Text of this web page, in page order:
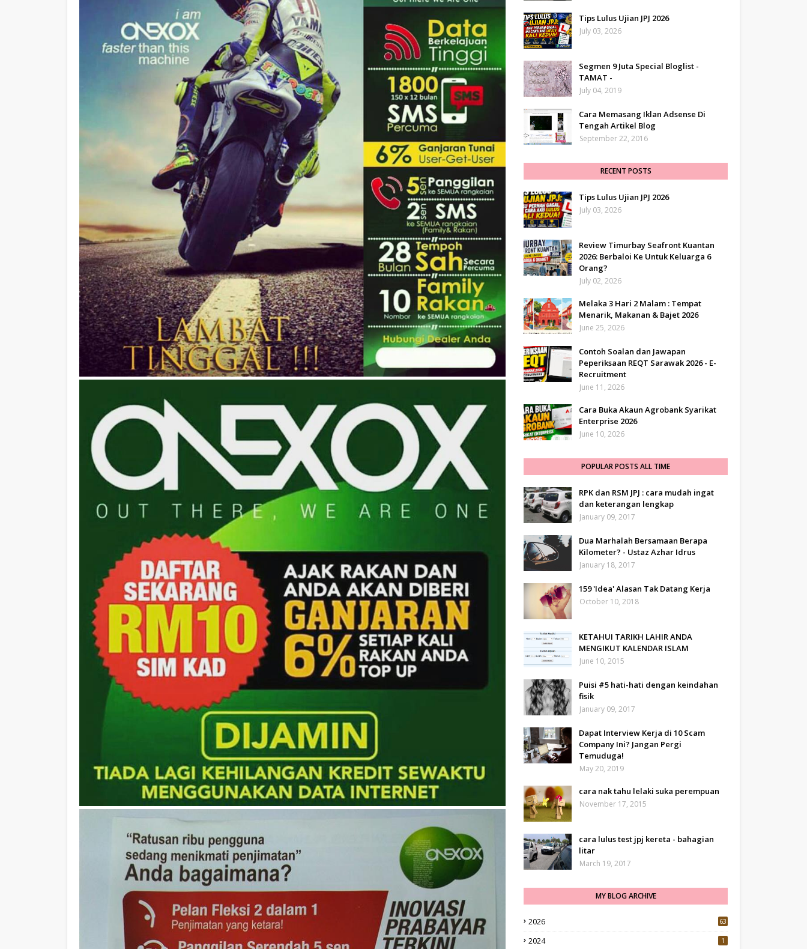
Tips Lulus Ujian JPJ 2026
July 03, 2026
Segmen 9 Juta Special Bloglist -
TAMAT -
July 04, 2019
Cara Memasang Iklan Adsense Di
Tengah Artikel Blog
September 22, 2016
RECENT POSTS
Tips Lulus Ujian JPJ 2026
July 03, 2026
Review Timurbay Seafront Kuantan
2026: Berbaloi Ke Untuk Keluarga 6
Orang?
July 02, 2026
Melaka 3 Hari 2 Malam : Tempat
Menarik, Makanan & Bajet 2026
June 25, 2026
Contoh Soalan dan Jawapan
Peperiksaan REQT Sarawak 2026 - E-
Recruitment
June 11, 2026
Cara Buka Akaun Agrobank Syarikat
Enterprise 2026
June 10, 2026
POPULAR POSTS ALL TIME
RPK dan RSM JPJ : cara mudah ingat
dan keterangan lengkap
January 09, 2017
Dua Marhalah Bersamaan Berapa
Kilometer? - Ustaz Azhar Idrus
January 18, 2017
159 'Idea' Alasan Tak Datang Kerja
October 10, 2018
KETAHUI TARIKH LAHIR ANDA
MENGIKUT KALENDAR ISLAM
June 10, 2015
Puisi #5 hati-hati dengan keindahan
fisik
January 09, 2017
Dapat Interview Kerja di 10 Scam
Company Ini? Jangan Pergi
Temuduga!
May 20, 2019
cara nak tahu lelaki suka perempuan
November 17, 2015
cara lulus test jpj kereta - bahagian
litar
March 19, 2017
MY BLOG ARCHIVE
2026 63
2024 1